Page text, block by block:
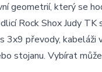
geometrií, který se
Rock Shox Judy
převody, kabeláži
stojanu. Vybírat